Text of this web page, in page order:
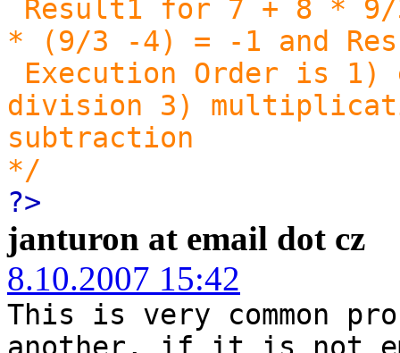
Result1 for 7 + 8 *
* (9/3 -4) = -1 and
Execution Order is 1)
division 3)
subtraction
*/
?>
janturon at email dot cz
8.10.2007 15:42
This is very common
another, if it is not